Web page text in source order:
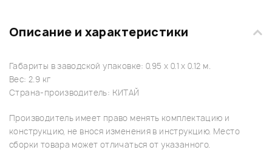
Описание и характеристики
Габариты в заводской упаковке: 0.95 x 0.1 x 0.12 м.
Вес: 2.9 кг
Страна-производитель: КИТАЙ
Производитель имеет право менять комплектацию и
конструкцию, не внося изменения в инструкцию. Место
сборки товара может отличаться от указанного.